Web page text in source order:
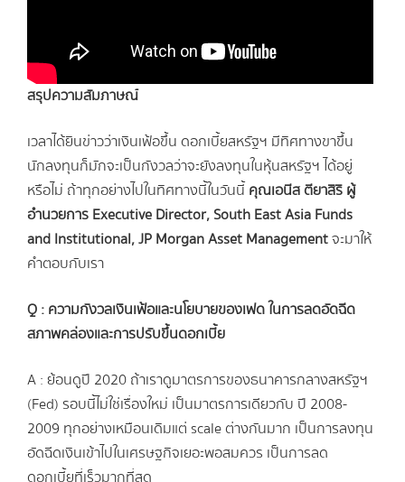
สรุปความสัมภาษณ์
เวลาได้ยินข่าวว่าเงินเฟ้อขึ้น ดอกเบี้ยสหรัฐฯ มีทิศทางขาขึ้น
นักลงทุนก็มักจะเป็นกังวลว่าจะยังลงทุนในหุ้นสหรัฐฯ ได้อยู่
หรือไม่ ถ้าทุกอย่างไปในทิศทางนี้ ในวันนี้คุณเอนีส ตียาสิริ ผู้
อำนวยการ Executive Director, South East Asia Funds
and Institutional, JP Morgan Asset Managementจะมาให้
คำตอบกับเรา
Q : ความกังวลเงินเฟ้อและนโยบายของเฟด ในการลดอัดฉีด
สภาพคล่องและการปรับขึ้นดอกเบี้ย
A : ย้อนดูปี 2020 ถ้าเราดูมาตรการของธนาคารกลางสหรัฐฯ
(Fed) รอบนี้ไม่ใช่เรื่องใหม่ เป็นมาตรการเดียวกับ ปี 2008-
2009 ทุกอย่างเหมือนเดิมแต่ scale ต่างกันมาก เป็นการลงทุน
อัดฉีดเงินเข้าไปในเศรษฐกิจเยอะพอสมควร เป็นการลด
ดอกเบี้ยที่เร็วมากที่สุด